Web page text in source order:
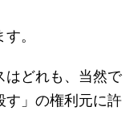
。
はどれも、当然で
す」の権利元に許